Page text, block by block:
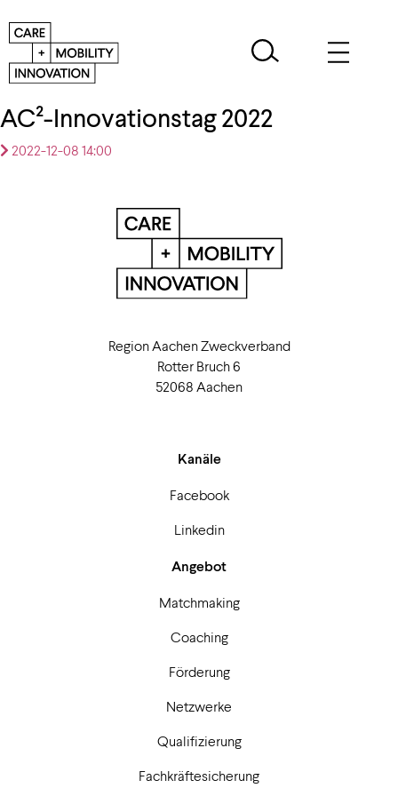
AC²-Innovationstag 2022
2022-12-08 14:00
Region Aachen Zweckverband
Rotter Bruch 6
52068 Aachen
Kanäle
Facebook
Linkedin
Angebot
Matchmaking
Coaching
Förderung
Netzwerke
Qualifizierung
Fachkräftesicherung